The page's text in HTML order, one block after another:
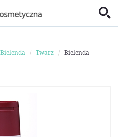
Bielenda Twarz
Bielenda